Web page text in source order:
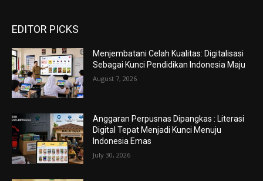
EDITOR PICKS
Menjembatani Celah Kualitas: Digitalisasi
Sebagai Kunci Pendidikan Indonesia Maju
August 7, 2026
Anggaran Perpusnas Dipangkas : Literasi
Digital Tepat Menjadi Kunci Menuju
Indonesia Emas
July 30, 2026